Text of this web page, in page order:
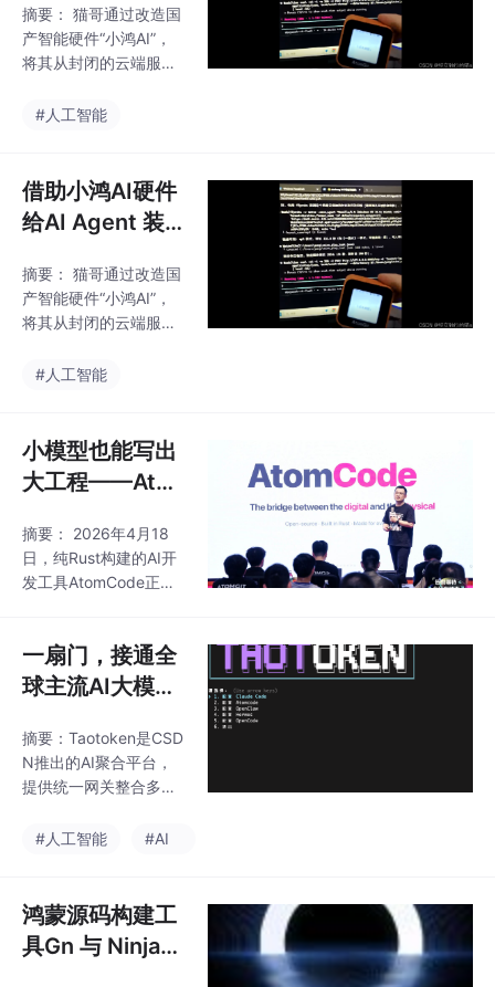
扣，将硬件底层的感知
能力与上层的逻辑决策
深度解耦。
我的贾维斯活了
摘要： 猫哥通过改造国
产智能硬件“小鸿AI”，
将其从封闭的云端服务
音外设，为AI Agent赋
件功能抽象为6个标准
化工具（如语音监听、
播报等），支持多种传
Agent的无缝对接。核
心亮点包括流式音频处
理、实时打断、在线调
推搭配开源AI助手Atom
#人工智能
借助小鸿AI硬件
给AI Agent 装
我的贾维斯活了
摘要： 猫哥通过改造国
产智能硬件“小鸿AI”，
将其从封闭的云端服务
音外设，为AI Agent赋
件功能抽象为6个标准
化工具（如语音监听、
播报等），支持多种传
Agent的无缝对接。核
心亮点包括流式音频处
理、实时打断、在线调
Code，实现自然语音交
互，用户可直接口述
#人工智能
小模型也能写出
大工程——Ato
eCode国产替
代） 的介绍及使
摘要： 2026年4月18
日，纯Rust构建的AI开
发工具AtomCode正式
具空白。该工具支持多
模型接入（如DeepSee
k、GLM等），内置8大
代码图谱工具，提供安
全回滚功能，深度集成
AtomGit生态，并承诺T
oken限免。性能达Clau
任务表现持平。支持ma
一扇门，接通全
球主流AI大模
otoken 介绍及
使用
摘要：Taotoken是CSD
N推出的AI聚合平台，
提供统一网关整合多模
集成不同厂商接口的痛
低维护成本；2）模型广
场支持选型试用；3）
可视化控制台管理密钥
#人工智能 #AI
鸿蒙源码构建工
具Gn 与 Ninja